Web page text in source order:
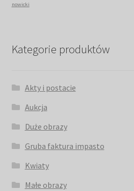
nowicki
Kategorie produktów
Akty i postacie
Aukcja
Duże obrazy
Gruba faktura impasto
Kwiaty
Małe obrazy